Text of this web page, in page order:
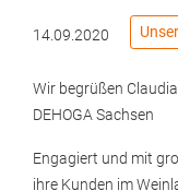
14.09.2020
Wir begrüßen
DEHOGA Sachsen
Engagiert und mit
ihre Kunden im